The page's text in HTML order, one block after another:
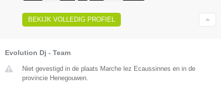
BEKIJK VOLLEDIG PROFIEL
Evolution Dj - Team
Niet gevestigd in de plaats Marche lez Ecaussinnes en in de
provincie Henegouwen.